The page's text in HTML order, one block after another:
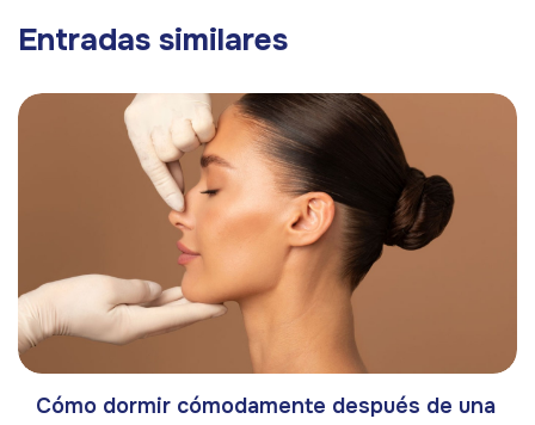
Entradas similares
Cómo dormir cómodamente después de una